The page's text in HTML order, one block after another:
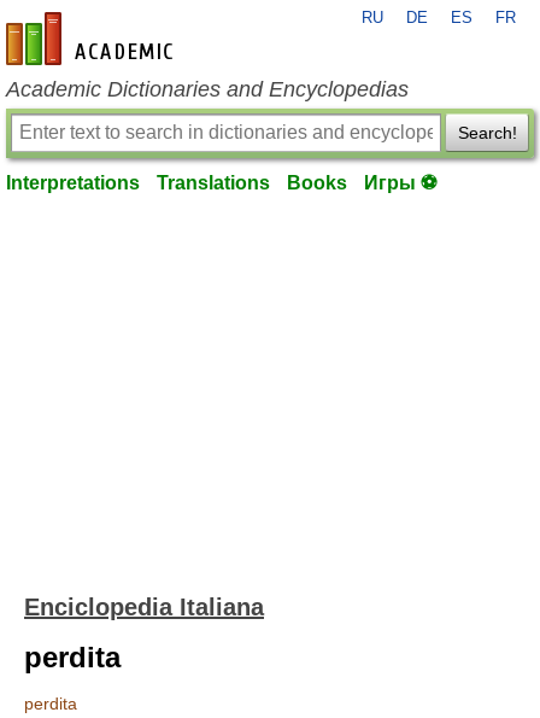
en-academic.com
RU DE ES FR
Academic Dictionaries and Encyclopedias
Search!
Interpretations Translations Books Игры ⚽
Enciclopedia Italiana
perdita
perdita